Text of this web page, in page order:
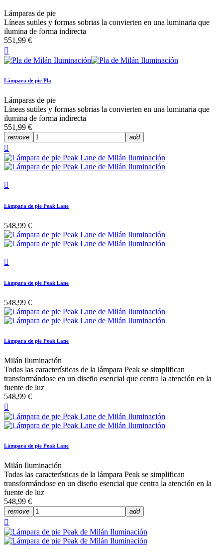
Lámparas de pie
Líneas sutiles y formas sobrias la convierten en una luminaria que
ilumina de forma indirecta
551,99 €

Lámpara de pie Pla
Lámparas de pie
Líneas sutiles y formas sobrias la convierten en una luminaria que
ilumina de forma indirecta
551,99 €
remove add


Lámpara de pie Peak Lane
548,99 €

Lámpara de pie Peak Lane
548,99 €
Lámpara de pie Peak Lane
Milán Iluminación
Todas las características de la lámpara Peak se simplifican
transformándose en un diseño esencial que centra la atención en la
fuente de luz
548,99 €

Lámpara de pie Peak Lane
Milán Iluminación
Todas las características de la lámpara Peak se simplifican
transformándose en un diseño esencial que centra la atención en la
fuente de luz
548,99 €
remove add
